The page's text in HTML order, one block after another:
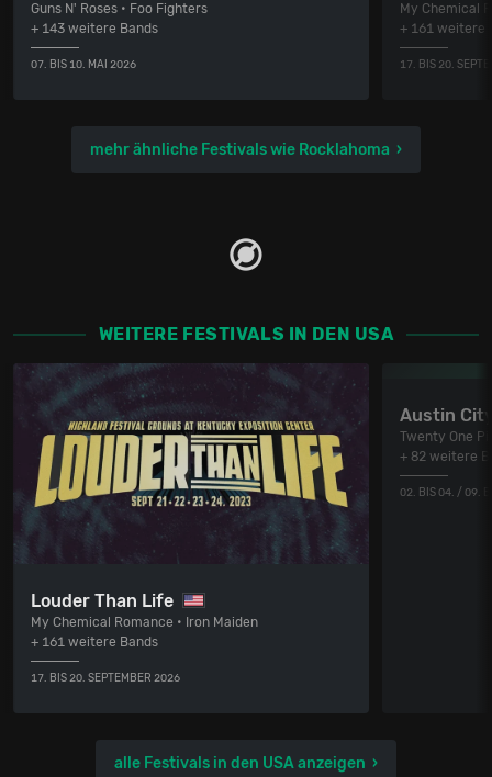
Guns N' Roses • Foo Fighters
+ 143 weitere Bands
07. BIS 10. MAI 2026
My Chemical
+ 161 weitere
17. BIS 20.
mehr ähnliche Festivals wie Rocklahoma
WEITERE FESTIVALS IN DEN USA
Louder Than Life
My Chemical Romance • Iron Maiden
+ 161 weitere Bands
17. BIS 20. SEPTEMBER 2026
Austin
Twenty One
+ 82 weitere
02. BIS 04. / 09.
alle Festivals in den USA anzeigen